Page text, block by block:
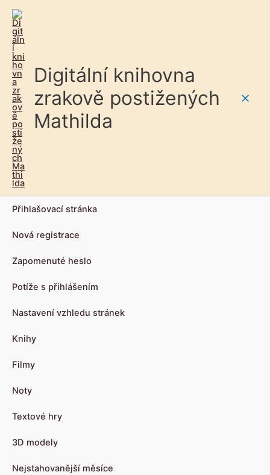
Digitální knihovna
zrakově postižených
Mathilda
Přihlašovací stránka
Nová registrace
Zapomenuté heslo
Potíže s přihlášením
Nastavení vzhledu stránek
Knihy
Filmy
Noty
Textové hry
3D modely
Nejstahovanější měsíce